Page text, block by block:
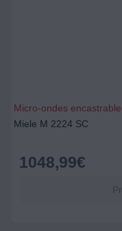
Micro-ondes encastrable
Miele M 2224 SC
1048,99€